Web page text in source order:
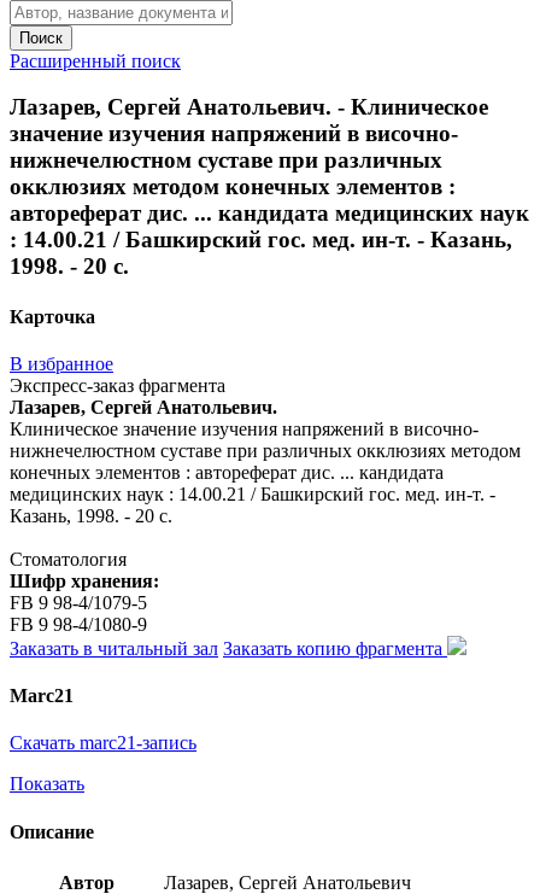
Поиск
Расширенный поиск
Лазарев, Сергей Анатольевич. - Клиническое
значение изучения напряжений в височно-
нижнечелюстном суставе при различных
окклюзиях методом конечных элементов :
автореферат дис. ... кандидата медицинских наук
: 14.00.21 / Башкирский гос. мед. ин-т. - Казань,
1998. - 20 с.
Карточка
В избранное
Экспресс-заказ фрагмента
Лазарев, Сергей Анатольевич.
Клиническое значение изучения напряжений в височно-
нижнечелюстном суставе при различных окклюзиях методом
конечных элементов : автореферат дис. ... кандидата
медицинских наук : 14.00.21 / Башкирский гос. мед. ин-т. -
Казань, 1998. - 20 с.
Стоматология
Шифр хранения:
FB 9 98-4/1079-5
FB 9 98-4/1080-9
Заказать в читальный зал Заказать копию фрагмента
Marc21
Скачать marc21-запись
Показать
Описание
Автор Лазарев, Сергей Анатольевич